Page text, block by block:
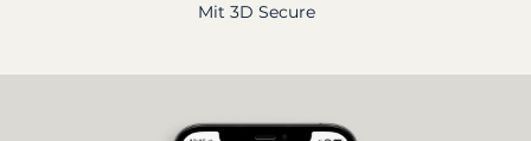
Mit 3D Secure